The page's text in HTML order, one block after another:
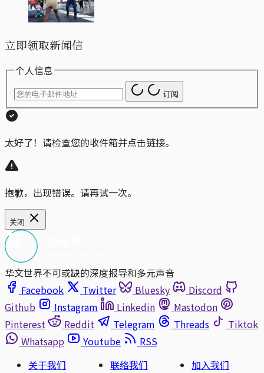
立即领取新闻信
个人信息
订阅
太好了！请检查您的收件箱并点击链接。
抱歉，出现错误。请再试一次。
关闭
华文世界不可或缺的深度报导和多元声音
Facebook
Twitter Bluesky
Discord
Github
Instagram Linkedin
Mastodon
Pinterest
Reddit Telegram Threads
Tiktok
Whatsapp
Youtube
RSS
关于我们
联络我们
加入我们